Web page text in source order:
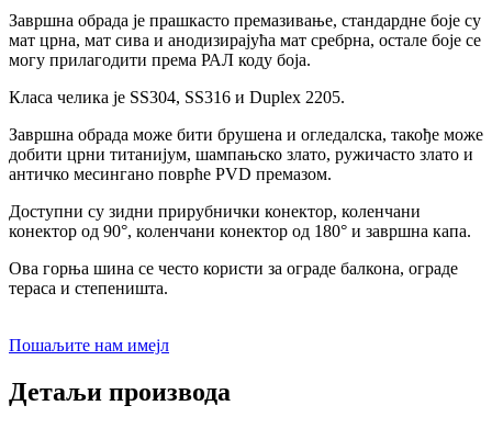
Завршна обрада је прашкасто премазивање, стандардне боје су
мат црна, мат сива и анодизирајућа мат сребрна, остале боје се
могу прилагодити према РАЛ коду боја.
Класа челика је SS304, SS316 и Duplex 2205.
Завршна обрада може бити брушена и огледалска, такође може
добити црни титанијум, шампањско злато, ружичасто злато и
античко месингано поврће PVD премазом.
Доступни су зидни прирубнички конектор, коленчани
конектор од 90°, коленчани конектор од 180° и завршна капа.
Ова горња шина се често користи за ограде балкона, ограде
тераса и степеништа.
Пошаљите нам имејл
Детаљи производа